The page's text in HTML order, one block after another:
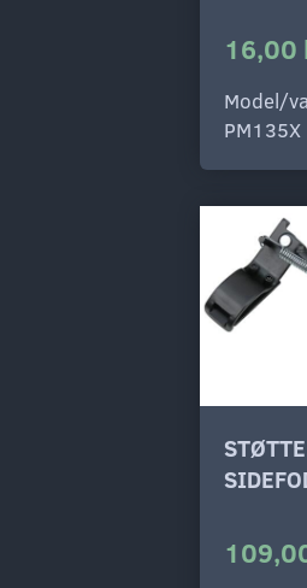
16,00
Model/
PM135X